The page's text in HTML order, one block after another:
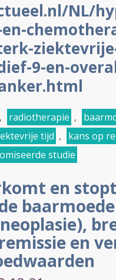
NL/
9-en-
, radiotherapie ,
tijd ,
kans op
studie
en
en